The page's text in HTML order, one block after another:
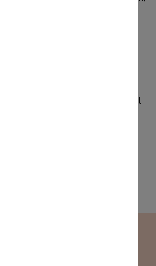
Ergebnisse von den
Beträgen und
rundungsbedingte
mit größtmöglicher Sorgfalt
und Vollständigkeit der
Rundungs-, Satz-
nicht ganz